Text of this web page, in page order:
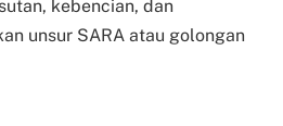
kebencian, dan
unsur SARA atau golongan